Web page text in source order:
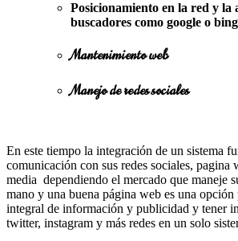
Posicionamiento en la red y la
buscadores como google o
Mantenimiento web
Manejo de redes sociales
En este tiempo la integración de un sistema
comunicación con sus redes sociales, pagina
media dependiendo el mercado que maneje
mano y una buena página web es una opción
integral de información y publicidad y tener
twitter, instagram y más redes en un solo